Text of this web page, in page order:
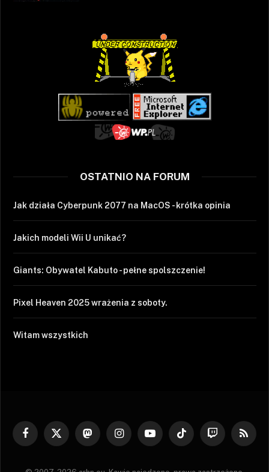
OSTATNIO NA FORUM
Jak działa Cyberpunk 2077 na MacOS - krótka opinia
Jakich modeli Wii U unikać?
Giants: Obywatel Kabuto - pełne spolszczenie!
Pixel Heaven 2025 wrażenia z soboty.
Witam wszystkich
Facebook
X
MastodonInstagramYouTubeTikTok Twitch RSS